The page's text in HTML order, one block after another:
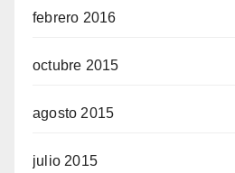
febrero 2016
octubre 2015
agosto 2015
julio 2015